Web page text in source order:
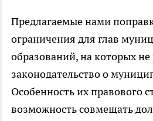
Предлагаемые нами
ограничения для глав
образований, на которых не
законодательство о
Особенность их правового
возможность совмещать